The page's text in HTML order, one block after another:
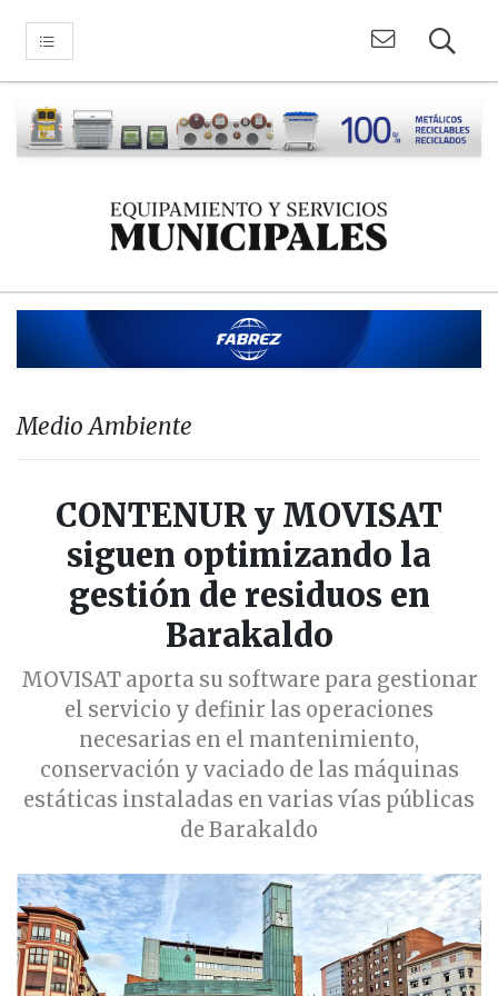
Medio Ambiente
CONTENUR y MOVISAT
siguen optimizando la
gestión de residuos en
Barakaldo
MOVISAT aporta su software para gestionar
el servicio y definir las operaciones
necesarias en el mantenimiento,
conservación y vaciado de las máquinas
estáticas instaladas en varias vías públicas
de Barakaldo